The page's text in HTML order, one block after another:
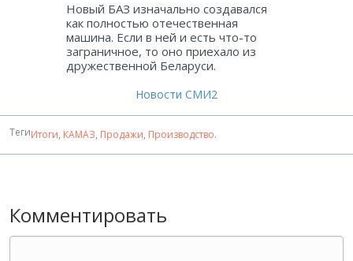
Новый БАЗ изначально создавался
как полностью отечественная
машина. Если в ней и есть что-то
заграничное, то оно приехало из
дружественной Беларуси.
Новости СМИ2
ТегиИтоги, КАМАЗ, Продажи, Производство.
Комментировать